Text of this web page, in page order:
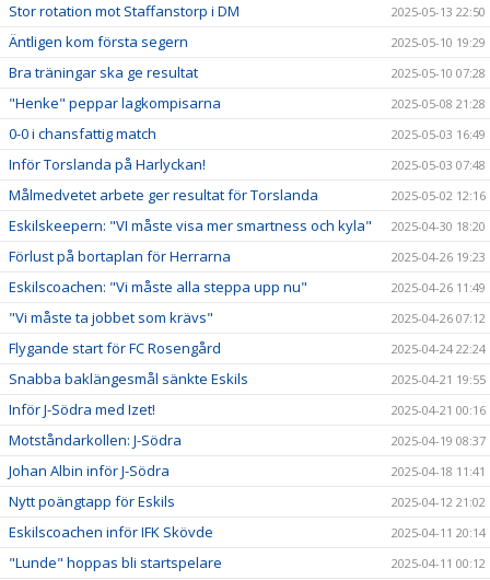
Stor rotation mot Staffanstorp i DM 2025-05-13 22:50
Äntligen kom första segern 2025-05-10 19:29
Bra träningar ska ge resultat 2025-05-10 07:28
"Henke" peppar lagkompisarna 2025-05-08 21:28
0-0 i chansfattig match 2025-05-03 16:49
Inför Torslanda på Harlyckan! 2025-05-03 07:48
Målmedvetet arbete ger resultat för Torslanda 2025-05-02 12:16
Eskilskeepern: "VI måste visa mer smartness och kyla" 2025-04-30 18:20
Förlust på bortaplan för Herrarna 2025-04-26 19:23
Eskilscoachen: "Vi måste alla steppa upp nu" 2025-04-26 11:49
"Vi måste ta jobbet som krävs" 2025-04-26 07:12
Flygande start för FC Rosengård 2025-04-24 22:24
Snabba baklängesmål sänkte Eskils 2025-04-21 19:55
Inför J-Södra med Izet! 2025-04-21 00:16
Motståndarkollen: J-Södra 2025-04-19 08:37
Johan Albin inför J-Södra 2025-04-18 11:41
Nytt poängtapp för Eskils 2025-04-12 21:02
Eskilscoachen inför IFK Skövde 2025-04-11 20:14
"Lunde" hoppas bli startspelare 2025-04-11 00:12